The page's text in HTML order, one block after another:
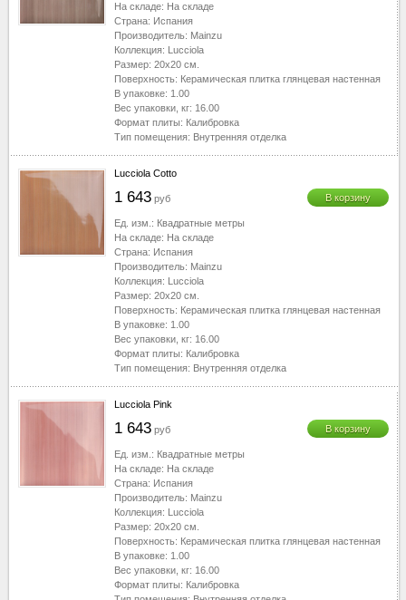
На складе: На складе
Страна: Испания
Производитель: Mainzu
Коллекция: Lucciola
Размер: 20x20 см.
Поверхность: Керамическая плитка глянцевая настенная
В упаковке: 1.00
Вес упаковки, кг: 16.00
Формат плиты: Калибровка
Тип помещения: Внутренняя отделка
Lucciola Cotto
1 643 руб В корзину
Ед. изм.: Квадратные метры
На складе: На складе
Страна: Испания
Производитель: Mainzu
Коллекция: Lucciola
Размер: 20x20 см.
Поверхность: Керамическая плитка глянцевая настенная
В упаковке: 1.00
Вес упаковки, кг: 16.00
Формат плиты: Калибровка
Тип помещения: Внутренняя отделка
Lucciola Pink
1 643 руб В корзину
Ед. изм.: Квадратные метры
На складе: На складе
Страна: Испания
Производитель: Mainzu
Коллекция: Lucciola
Размер: 20x20 см.
Поверхность: Керамическая плитка глянцевая настенная
В упаковке: 1.00
Вес упаковки, кг: 16.00
Формат плиты: Калибровка